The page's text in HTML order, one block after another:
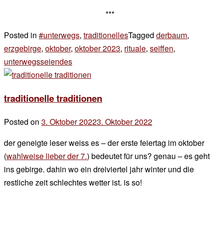
***
Posted in #unterwegs, traditionellesTagged derbaum,
erzgebirge, oktober, oktober 2023, rituale, seiffen,
unterwegsseiendes
zu
traditionelle traditionen
Posted on 3. Oktober 20223. Oktober 2022
chef
der geneigte leser weiss es – der erste feiertag im oktober
(wahlweise lieber der 7.) bedeutet für uns? genau – es geht
ins gebirge. dahin wo ein dreiviertel jahr winter und die
restliche zeit schlechtes wetter ist. is so!